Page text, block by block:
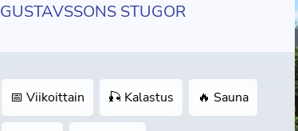
GUSTAVSSONS STUGOR
📅 Viikoittain 🎣 Kalastus 🔥 Sauna